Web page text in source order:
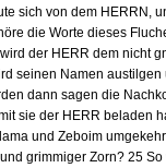
sich von dem
die Worte dieses
der HERR dem
seinen Namen
dann sagen die
sie der HERR beladen
und Zeboim
grimmiger Zorn? 25